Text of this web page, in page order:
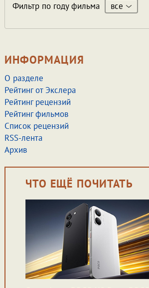
Фильтр по году фильма все
ИНФОРМАЦИЯ
О разделе
Рейтинг от Экслера
Рейтинг рецензий
Рейтинг фильмов
Список рецензий
RSS-лента
Архив
ЧТО ЕЩЁ ПОЧИТАТЬ